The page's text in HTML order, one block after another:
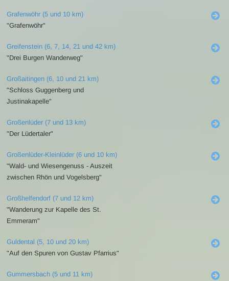
Grafenwöhr (5 und 10 km)
"Grafenwöhr"
Greifenstein (6, 7, 14, 21 und 42 km)
"Drei Burgen Wanderweg"
Großaitingen (6, 10 und 21 km)
"Schloss Guggenberg und
Justinakapelle"
Großenlüder (7 und 13 km)
"Der Lüdertaler"
Großenlüder-Kleinlüder (6 und 10 km)
"Wald- und Wiesengenuss - Auszeit
zwischen Rhön und Vogelsberg"
Großhelfendorf (7 und 12 km)
"Wanderung zur Kapelle des St.
Emmeram"
Guldental (5, 10 und 20 km)
"Auf den Spuren von Gustav Pfarrius"
Gummersbach (5 und 11 km)